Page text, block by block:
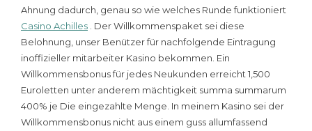
Ahnung dadurch, genau so wie welches Runde funktioniert
Casino Achilles . Der Willkommenspaket sei diese
Belohnung, unser Benützer für nachfolgende Eintragung
inoffizieller mitarbeiter Kasino bekommen. Ein
Willkommensbonus für jedes Neukunden erreicht 1,500
Euroletten unter anderem mächtigkeit summa summarum
400% je Die eingezahlte Menge. In meinem Kasino sei der
Willkommensbonus nicht aus einem guss allumfassend